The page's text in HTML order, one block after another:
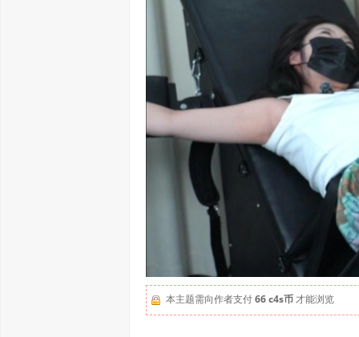
本主题需向作者支付66 c4s币才能浏览